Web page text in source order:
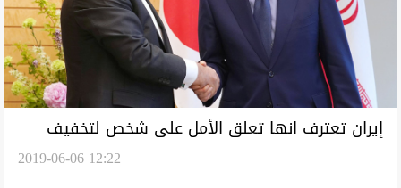
إيران تعترف انها تعلق الأمل على شخص لتخفيف
2019-06-06 12:22